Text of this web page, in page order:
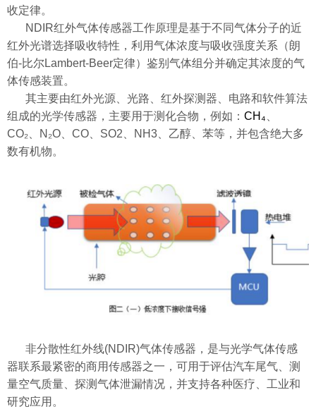
收定律。
NDIR红外气体传感器工作原理是基于不同气体分子的近
红外光谱选择吸收特性，利用气体浓度与吸收强度关系（朗
伯-比尔Lambert-Beer定律）鉴别气体组分并确定其浓度的气
体传感装置。
其主要由红外光源、光路、红外探测器、电路和软件算法
组成的光学传感器，主要用于测化合物，例如： CH₄
CO₂ 、N ₂O、CO、SO2、NH3、 乙醇 、苯等，并包含绝大多
数有机物。
非分散性红外线(NDIR)气体传感器 ，是与光学气体传感
器联系最紧密的商用传感器之一，可用于评估汽车尾气、测
量空气质量、探测气体泄漏情况，并支持各种医疗、 工业和
研究应用。